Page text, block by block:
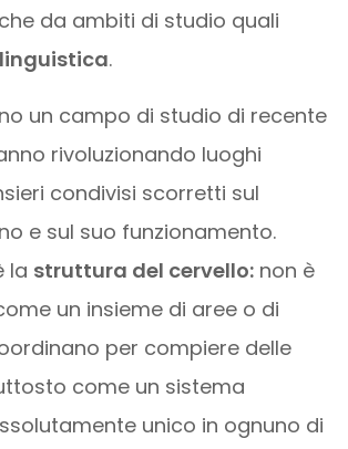
da ambiti di studio quali
.
un campo di studio di recente
rivoluzionando luoghi
condivisi scorretti sul
e sul suo funzionamento.
la struttura del cervello:non è
un insieme di aree o di
per compiere delle
come un sistema
unico in ognuno di